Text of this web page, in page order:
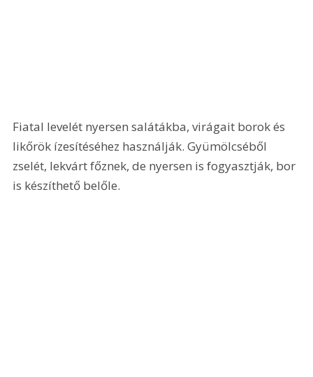
Fiatal levelét nyersen salátákba, virágait borok és
likőrök ízesítéséhez használják. Gyümölcséből
zselét, lekvárt főznek, de nyersen is fogyasztják, bor
is készíthető belőle.